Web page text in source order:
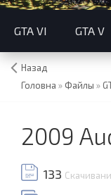
GTA VI GTA V
Назад
Головна »Файлы »
2009
133